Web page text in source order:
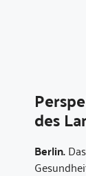
des
Berlin.